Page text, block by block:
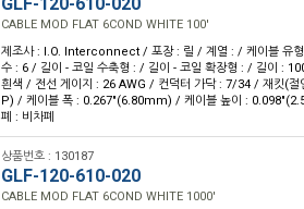
CABLE MOD FLAT 6COND WHITE 100'
제조사 : I.O. Interconnect / 포장 : 릴 / 계열 : / 케이블 유형
수 : 6 / 길이 - 코일 수축형 : / 길이 - 코일 확장형 : / 길이 :
흰색 / 전선 게이지 : 26 AWG / 컨덕터 가닥 : 7/34 / 재킷(절
P) / 케이블 폭 : 0.267"(6.80mm) / 케이블 높이 :
폐 : 비차폐
상품번호 : 130187
GLF-120-610-020
CABLE MOD FLAT 6COND WHITE 1000'